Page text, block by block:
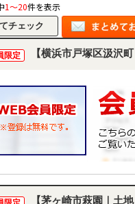
1～20件を表示
限定 【横浜市戸塚区汲沢
【茅ヶ崎市萩園｜土